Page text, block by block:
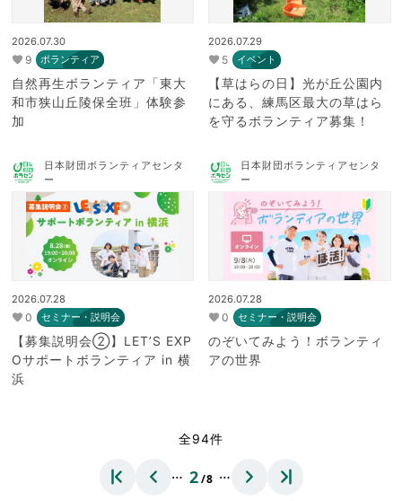
2026.07.30
9 ボランティア
自然再生ボランティア「東大
和市狭山丘陵保全班」体験参
加
2026.07.29
5 イベント
【草はらの日】光が丘公園内
にある、練馬区最大の草はら
を守るボランティア募集！
日本財団ボランティアセンタ
ー
2026.07.28
0 セミナー・説明会
【募集説明会②】LET’S EXP
Oサポートボランティア in 横
浜
日本財団ボランティアセンタ
ー
2026.07.28
0 セミナー・説明会
のぞいてみよう！ボランティ
アの世界
全94件
… 2/8 …